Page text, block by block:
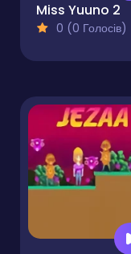
Miss Yuuno 2
0 (0 Голосів)